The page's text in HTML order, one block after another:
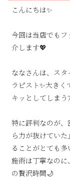
こんにちは✨
今回は当店でも
介します💖
ななさんは、ス
ラピスト✨大き
キッとしてしま
特に評判なのが、
ら力が抜けてい
ることがとても多
施術は丁寧なの
の贅沢時間🌙